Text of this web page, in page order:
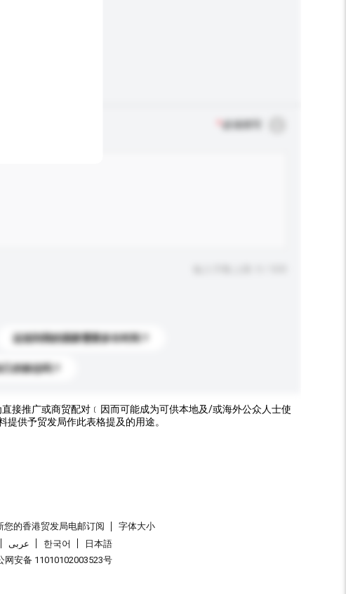
必须填写
运送到我的国家需要多长时间？
的标志吗？
接推广或商贸配对﹝因而可能成为可供本地及/或海外公众人士使
供予贸发局作此表格提及的用途。
您的香港贸发局电邮订阅
字体大小
عربى 한국어
日本語
网安备 11010102003523号